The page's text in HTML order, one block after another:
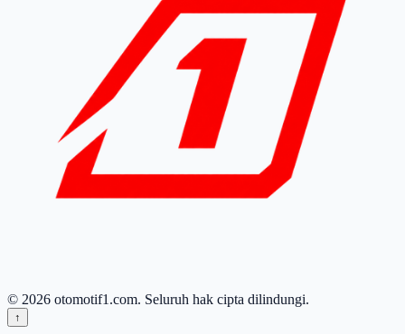
© 2026 otomotif1.com. Seluruh hak cipta dilindungi.
↑